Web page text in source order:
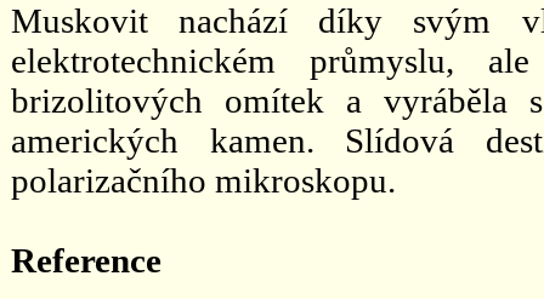
Muskovit nachází díky svým
elektrotechnickém průmyslu,
brizolitových omítek a vyráběla
amerických kamen. Slídová
polarizačního mikroskopu.
Reference